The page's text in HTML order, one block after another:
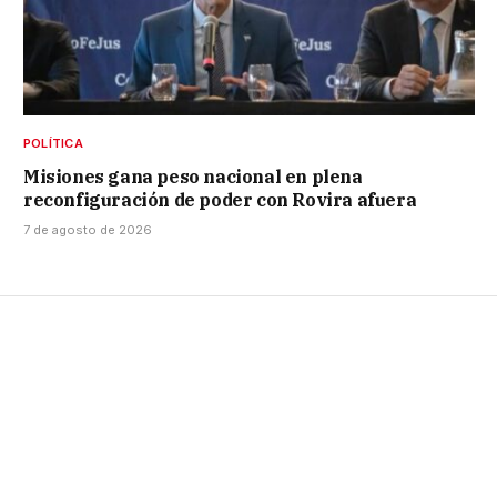
POLÍTICA
Misiones gana peso nacional en plena
reconfiguración de poder con Rovira afuera
7 de agosto de 2026